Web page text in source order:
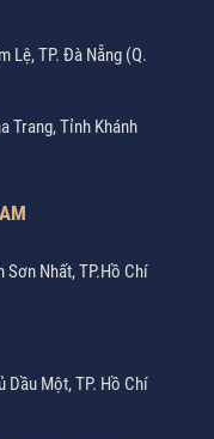
Lệ, TP. Đà Nẵng (Q.
Trang, Tỉnh Khánh
Sơn Nhất, TP.Hồ Chí
Dầu Một, TP. Hồ Chí